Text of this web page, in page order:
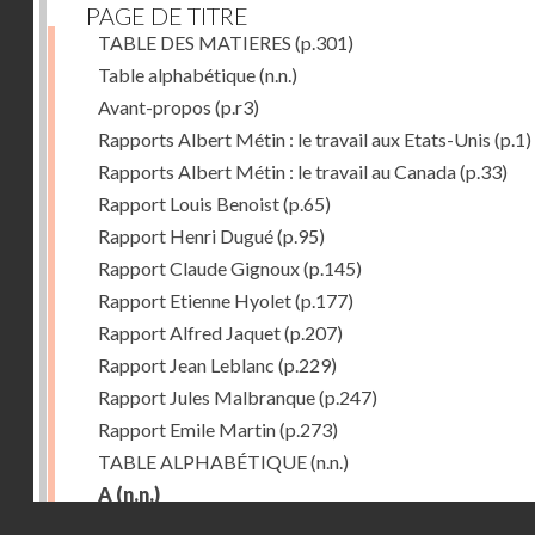
PAGE DE TITRE
TABLE DES MATIERES (p.301)
Table alphabétique(n.n.)
Avant-propos (p.r3)
Rapports Albert Métin : le travail aux Etats-Unis (p.1)
Rapports Albert Métin : le travail au Canada(p.33)
Rapport Louis Benoist(p.65)
Rapport Henri Dugué(p.95)
Rapport Claude Gignoux(p.145)
Rapport Etienne Hyolet(p.177)
Rapport Alfred Jaquet(p.207)
Rapport Jean Leblanc (p.229)
Rapport Jules Malbranque(p.247)
Rapport Emile Martin(p.273)
TABLE ALPHABÉTIQUE(n.n.)
A (n.n.)